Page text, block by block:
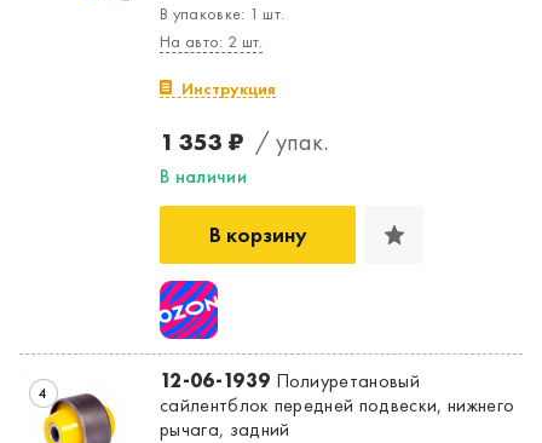
В упаковке: 1 шт.
На авто: 2 шт.
Инструкция
1 353 ₽ / упак.
В наличии
В корзину
4 12-06-1939 Полиуретановый
сайлентблок передней подвески, нижнего
рычага, задний